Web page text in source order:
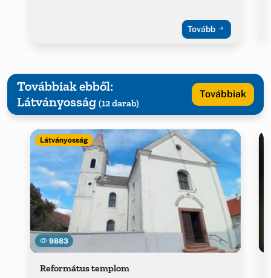
Tovább
Továbbiak ebből:
Látványosság (12 darab)
Továbbiak
9883
Látványosság
Református templom